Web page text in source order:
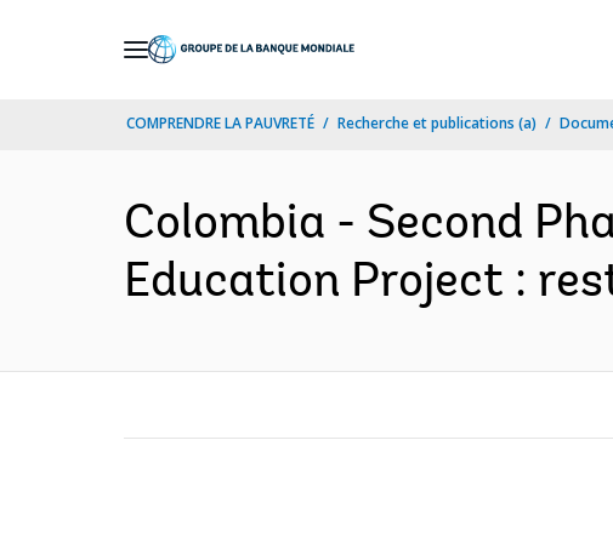
COMPRENDRE LA PAUVRETÉ Recherche et publications (a)
Colombia - Second
Education Project :